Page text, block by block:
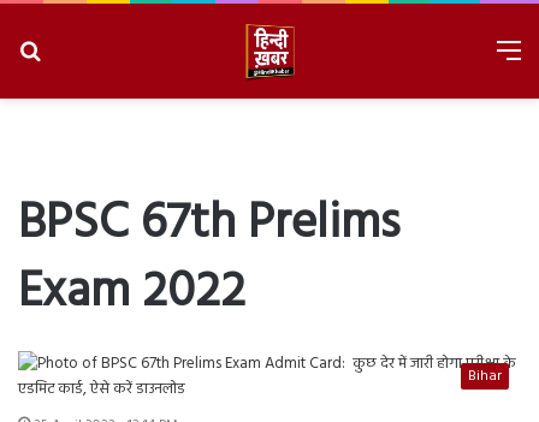
BPSC 67th Prelims
Exam 2022
Bihar